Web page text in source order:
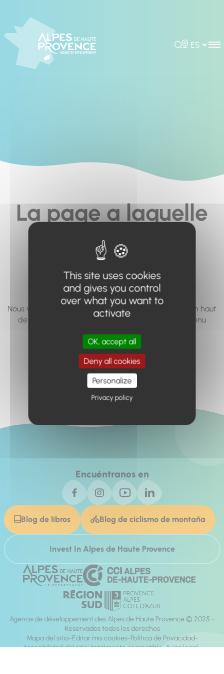
Rechercher
Choisir la
La page a laquelle
vous cherchez à
accéder n'existe
pas... ou plus.
Nous vous invitons à utiliser le moteur de recherche en haut
de page, ou à utiliser le menu pour trouver le contenu
Retour à l'accueil
Encuéntranos en
Blog de libros Blog de ciclismo de montaña
Invest In Alpes de Haute Provence
Agence de développement des Alpes de Haute Provence © 2025 -
Reservados todos los derechos
Mapa del sitio Editar mis cookies Política de Privacidad
Accesibilidad del sitio: totalmente compatible Aviso legal
This site uses cookies
and gives you control
over what you want to
activate
OK, accept all
Deny all cookies
Personalize
Privacy policy